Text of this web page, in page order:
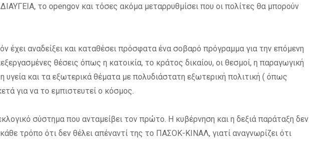
το opengov και τόσες ακόμα μεταρρυθμίσει που οι πολίτες θα μπορούν
έχει αναδείξει και καταθέσει πρόσφατα ένα σοβαρό πρόγραμμα για την επόμενη
θέσεις όπως η κατοικία, το κράτος δικαίου, οι θεσμοί, η παραγωγική
υγεία και τα εξωτερικά θέματα με πολυδιάστατη εξωτερική πολιτική ( όπως
για να το εμπιστευτεί ο κόσμος.
σύστημα που ανταμείβει τον πρώτο. Η κυβέρνηση και η δεξιά παράταξη δεν
κάθε τρόπο ότι δεν θέλει απέναντί της το ΠΑΣΟΚ-ΚΙΝΑΛ, γιατί αναγνωρίζει ότι